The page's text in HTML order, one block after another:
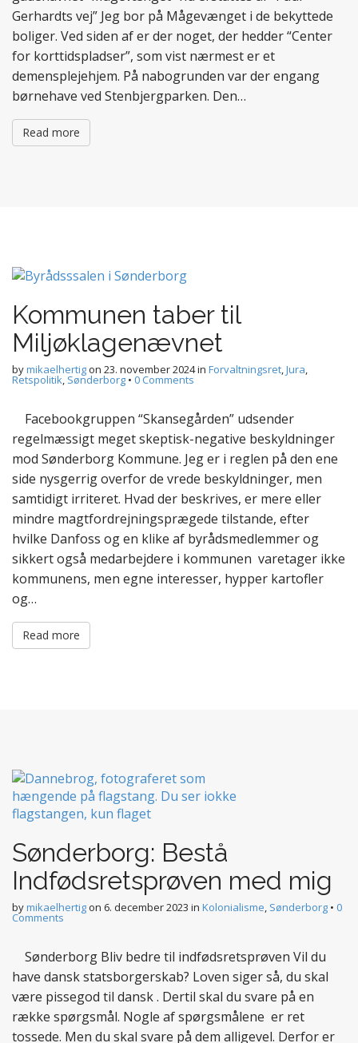
Gerhardts vej” Jeg bor på Mågevænget i de bekyttede
boliger. Ved siden af er der noget, der hedder “Center
for korttidspladser”, som vist nærmest er et
demensplejehjem. På nabogrunden var der engang
børnehave ved Stenbjergparken. Den…
Read more
Kommunen taber til
Miljøklagenævnet
bymikaelhertigon 23. november 2024in Forvaltningsret,Jura,
Retspolitik, Sønderborg • 0 Comments
Facebookgruppen “Skansegården” udsender
regelmæssigt meget skeptisk-negative beskyldninger
mod Sønderborg Kommune. Jeg er i reglen på den ene
side nysgerrig overfor de vrede beskyldninger, men
samtidigt irriteret. Hvad der beskrives, er mere eller
mindre magtfordrejningsprægede tilstande, efter
hvilke Danfoss og en klike af byrådsmedlemmer og
sikkert også medarbejdere i kommunen varetager ikke
kommunens, men egne interesser, hypper kartofler
og…
Read more
Sønderborg: Bestå
Indfødsretsprøven med mig
bymikaelhertigon 6. december 2023 in Kolonialisme, Sønderborg • 0
Comments
Sønderborg Bliv bedre til indfødsretsprøven Vil du
have dansk statsborgerskab? Loven siger så, du skal
være pissegod til dansk . Dertil skal du svare på en
række spørgsmål. Nogle af spørgsmålene er ret
tossede. Men du skal svare på dem alligevel. Derfor er